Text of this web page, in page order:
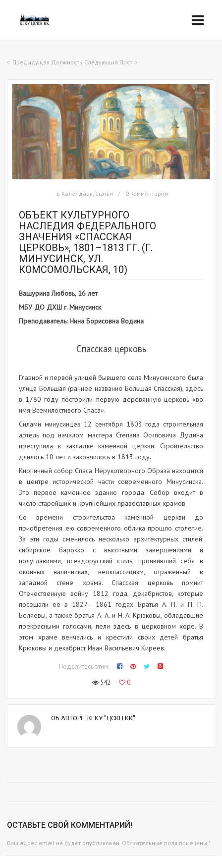
Предыдущая Должность Следующий Пост
в Календарь, Статьи 0 Комментарии
ОБЪЕКТ КУЛЬТУРНОГО
НАСЛЕДИЯ ФЕДЕРАЛЬНОГО
ЗНАЧЕНИЯ «СПАССКАЯ
ЦЕРКОВЬ», 1801–1813 ГГ. (Г.
МИНУСИНСК, УЛ.
КОМСОМОЛЬСКАЯ, 10)
Вашурина Любовь, 16 лет
МБУ ДО ДХШ г. Минусинск
Преподаватель: Нина Борисовна Водина
Спасская церковь
Главной и первой улицей бывшего села Минусинского была
улица Большая (раннее название Большая Спасская), здесь
в 1780 году построили первую деревянную церковь «во
имя Всемилостивого Спаса».
Силами минусинцев 12 сентября 1803 года строительная
артель под началом мастера Степана Осиповича Дудина
преступила к закладке каменной церкви. Строительство
длилось 10 лет и закончилось в 1813 году.
Кирпичный собор Спаса Нерукотворного Образа находится
в центре исторической части современного Минусинска.
Это первое каменное здание города. Собор входит в
число старейших и крупнейших православных храмов.
Со времени строительства каменной церкви до
приобретения ею современного облика прошло столетие.
За эти годы сменилось несколько архитектурных стилей:
сибирское барокко с высотными завершениями и
полуглавиями, псевдорусский стиль, проявивший себя в
оконных наличниках, неоклассицизм, отраженный в
западной стене храма. Спасская церковь помнит
Отечественную войну 1812 года, декабристов, которые
посещали её в 1827– 1861 годах. Братья А. П. и П. П.
Беляевы, а также братья А. А. и Н. А. Крюковы, обладавшие
прекрасными голосами, пели здесь в церковном хоре. В
этом храме венчались и крестили своих детей братья
Крюковы и декабрист Иван Васильевич Киреев.
Поделитесь этим:
542
0
ОБ АВТОРЕ: КГКУ "ЦСКН КК"
ОСТАВЬТЕ СВОЙ КОММЕНТАРИЙ!
Ваш адрес email не будет опубликован. Обязательные поля помечены *